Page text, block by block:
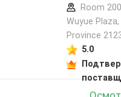
Room
Wuyue
Province
5.0